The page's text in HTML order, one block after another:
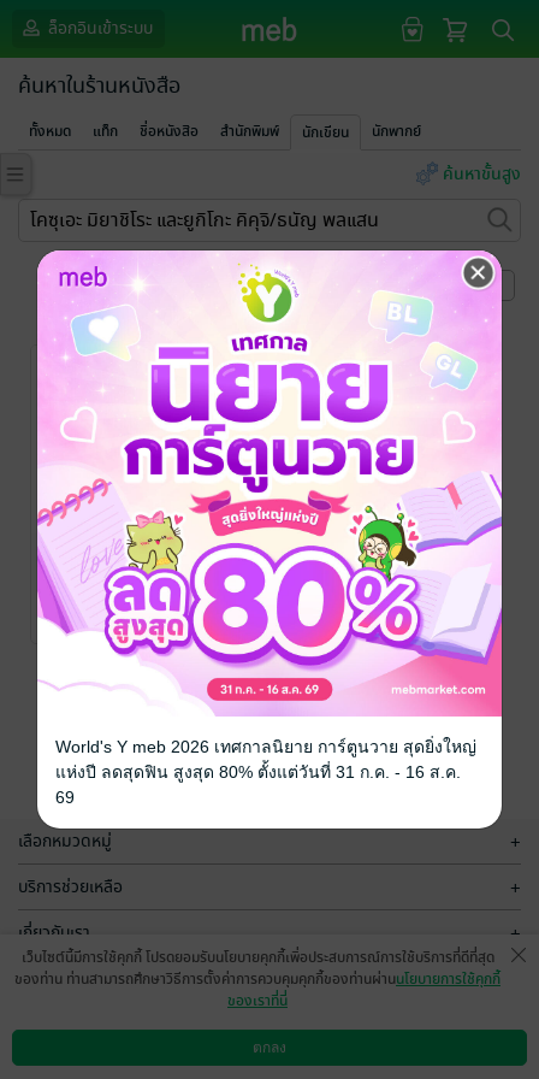
ล็อกอินเข้าระบบ
ค้นหาในร้านหนังสือ
ทั้งหมด แท็ก ชื่อหนังสือ สำนักพิมพ์ นักเขียน นักพากย์
ค้นหาขั้นสูง
หน้าที่ 1
-10%
60 วิธีรับมือคน
ตรรกะเพี้ยน
ซากิโกะ ยามาซากิ,
โคซุเอะ มิยาชิโระ
และยูกิโกะ คิคุจิ/
ธนัญ พลแสน/
Amarin How to
พัฒนาตนเอง
No Rating
เลือกหมวดหมู่ +
บริการช่วยเหลือ +
เกี่ยวกับเรา +
กลุ่มธุรกิจในเครือ
ดาวน์โหลดแอป วิธีการใช้งาน ติดต่อเรา
เว็บไซต์นี้มีการใช้คุกกี้ โปรดยอมรับนโยบายคุกกี้เพื่อประสบการณ์การใช้บริการที่ดีที่สุด
ของท่าน ท่านสามารถศึกษาวิธีการตั้งค่าการควบคุมคุกกี้ของท่านผ่านนโยบายการใช้คุกกี้
ของเราที่นี่
ตกลง
World's Y meb 2026 เทศกาลนิยาย การ์ตูนวาย สุดยิ่งใหญ่
แห่งปี ลดสุดฟิน สูงสุด 80% ตั้งแต่วันที่ 31 ก.ค. - 16 ส.ค.
69